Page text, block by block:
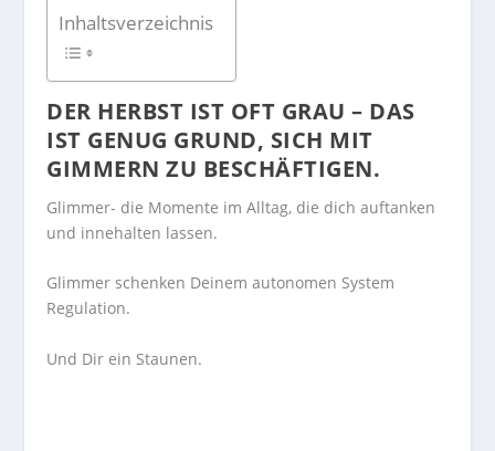
Inhaltsverzeichnis
DER HERBST IST OFT GRAU – DAS
IST GENUG GRUND, SICH MIT
GIMMERN ZU BESCHÄFTIGEN.
Glimmer- die Momente im Alltag, die dich auftanken
und innehalten lassen.
Glimmer schenken Deinem autonomen System
Regulation.
Und Dir ein Staunen.